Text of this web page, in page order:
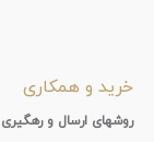
خرید و همکاری
روشهای ارسال و رهگیری